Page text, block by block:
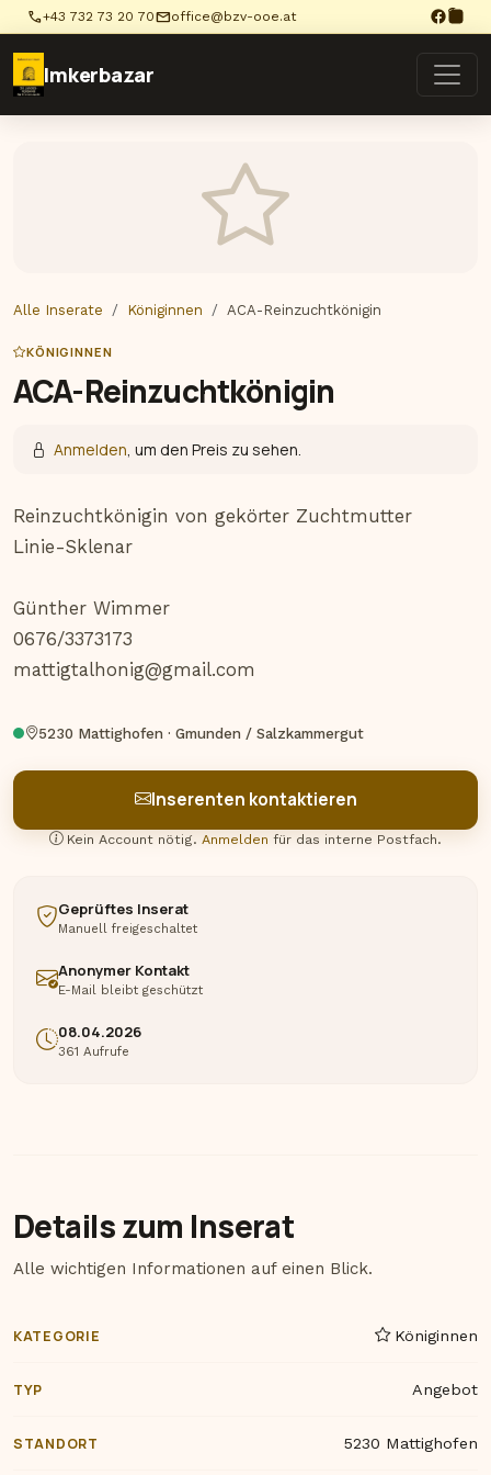
phone+43 732 73 20 70mailoffice@bzv-ooe.at
Imkerbazar
Alle Inserate Königinnen ACA-Reinzuchtkönigin
KÖNIGINNEN
ACA-Reinzuchtkönigin
Anmelden, um den Preis zu sehen.
Reinzuchtkönigin von gekörter Zuchtmutter
Linie-Sklenar
Günther Wimmer
0676/3373173
mattigtalhonig@gmail.com
5230 Mattighofen · Gmunden / Salzkammergut
Inserenten kontaktieren
Kein Account nötig. Anmelden für das interne Postfach.
Geprüftes Inserat
Manuell freigeschaltet
Anonymer Kontakt
E-Mail bleibt geschützt
08.04.2026
361 Aufrufe
Details zum Inserat
Alle wichtigen Informationen auf einen Blick.
KATEGORIE Königinnen
TYP Angebot
STANDORT 5230 Mattighofen